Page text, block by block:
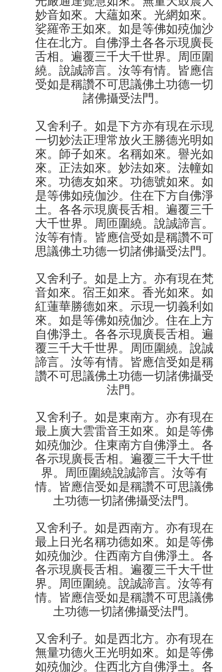
妙音如來。大蘊如來。光網如來。
娑羅帝王如來。如是等佛如殑伽沙
住在北方。自佛淨土各各示現廣長
舌相。遍覆三千大千世界。周匝圍
繞。說誠諦言。汝等有情。皆應信
受如是稱讚不可思議佛土功德一切
諸佛攝受法門。
又舍利子。如是下方亦有現在示現
一切妙法正理常放火王勝德光明如
來。師子如來。名稱如來。譽光如
來。正法如來。妙法如來。法幢如
來。功德友如來。功德號如來。如
是等佛如殑伽沙。住在下方自佛淨
土。各各示現廣長舌相。遍覆三千
大千世界。周匝圍繞。說誠諦言。
汝等有情。皆應信受如是稱讚不可
思議佛土功德一切諸佛攝受法門。
又舍利子。如是上方。亦有現在梵
音如來。宿王如來。香光如來。如
紅蓮華勝德如來。示現一切義利如
來。如是等佛如殑伽沙。住在上方
自佛淨土。各各示現廣長舌相。遍
覆三千大千世界。周匝圍繞。說誠
諦言。汝等有情。皆應信受如是稱
讚不可思議佛土功德一切諸佛攝受
法門。
又舍利子。如是東南方。亦有現在
最上廣大雲雷音王如來。如是等佛
如殑伽沙。住東南方自佛淨土。各
各示現廣長舌相。遍覆三千大千世
界。周匝圍繞說誠諦言。汝等有
情。皆應信受如是稱讚不可思議佛
土功德一切諸佛攝受法門。
又舍利子。如是西南方。亦有現在
最上日光名稱功德如來。如是等佛
如殑伽沙。住西南方自佛淨土。各
各示現廣長舌相。遍覆三千大千世
界。周匝圍繞。說誠諦言。汝等有
情。皆應信受如是稱讚不可思議佛
土功德一切諸佛攝受法門。
又舍利子。如是西北方。亦有現在
無量功德火王光明如來。如是等佛
如殑伽沙。住西北方自佛淨土。各